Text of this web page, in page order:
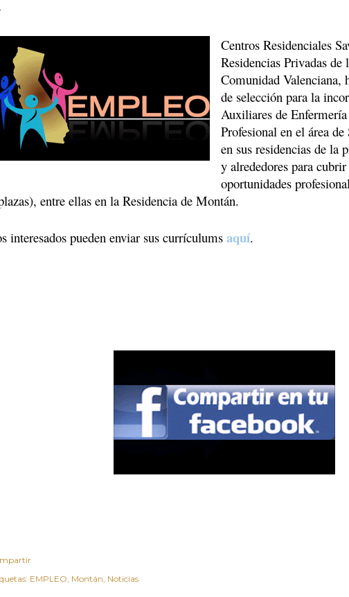
Centros Residenciales
Residencias Privadas de
Comunidad Valenciana,
de selección para la
Auxiliares de
Profesional en el área
en sus residencias de la
y alrededores para
oportunidades
entre ellas en la Residencia de Montán.
interesados pueden enviar sus currículums aquí.
EMPLEO Montán Noticias